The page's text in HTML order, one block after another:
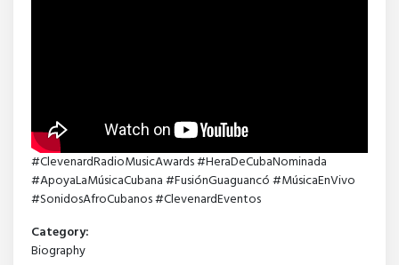
#ClevenardRadioMusicAwards #HeraDeCubaNominada
#ApoyaLaMúsicaCubana #FusiónGuaguancó #MúsicaEnVivo
#SonidosAfroCubanos #ClevenardEventos
Category:
Biography